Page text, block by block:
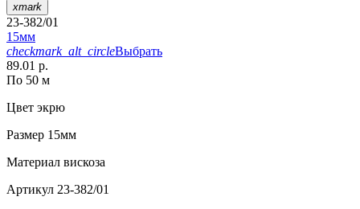
xmark
23-382/01
15мм
checkmark_alt_circleВыбрать
89.01 р.
По 50 м
Цвет экрю
Размер 15мм
Материал вискоза
Артикул 23-382/01